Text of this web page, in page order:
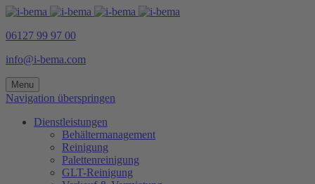
06127 99 97 00
info@i-bema.com
Menu
Navigation überspringen
Dienstleistungen
Behältermanagement
Reinigung
Palettenreinigung
GLT-Reinigung